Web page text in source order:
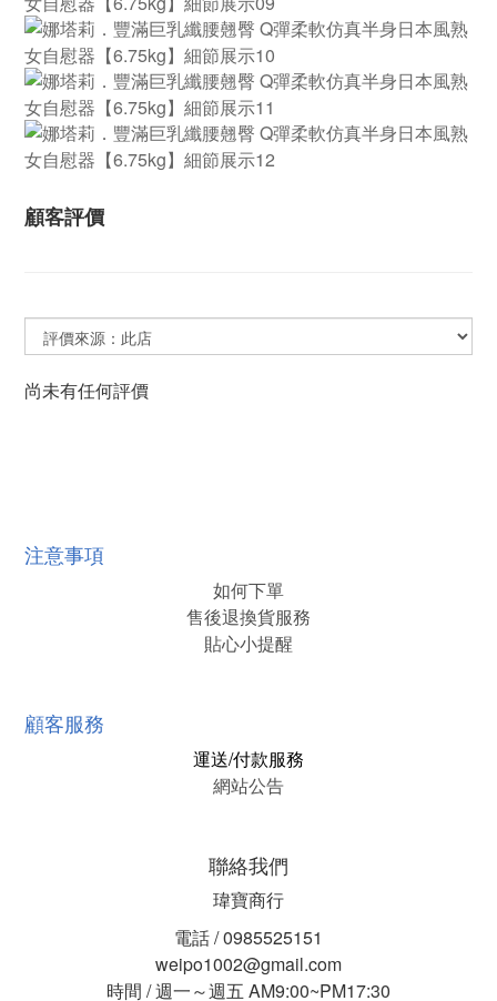
顧客評價
尚未有任何評價
注意事項
如何下單
售後退換貨服務
貼心小提醒
顧客服務
運送/付款服務
網站公告
聯絡我們
瑋寶商行
電話 / 0985525151
weipo1002@gmail.com
時間 / 週一～週五 AM9:00~PM17:30